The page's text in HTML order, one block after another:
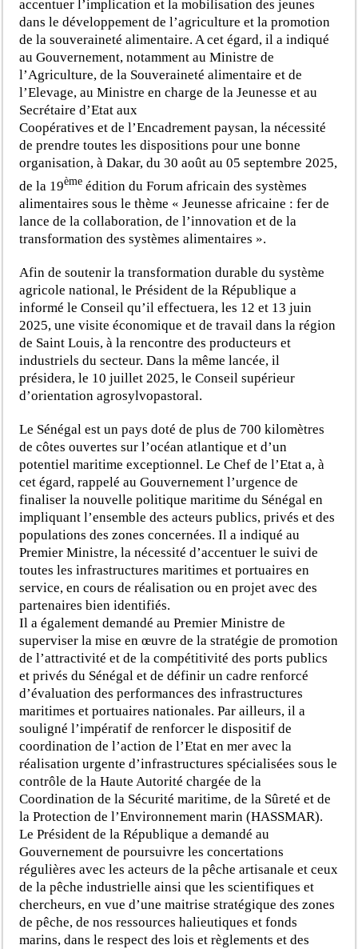
accentuer l’implication et la mobilisation des jeunes
dans le développement de l’agriculture et la promotion
de la souveraineté alimentaire. A cet égard, il a indiqué
au Gouvernement, notamment au Ministre de
l’Agriculture, de la Souveraineté alimentaire et de
l’Elevage, au Ministre en charge de la Jeunesse et au
Secrétaire d’Etat aux
Coopératives et de l’Encadrement paysan, la nécessité
de prendre toutes les dispositions pour une bonne
organisation, à Dakar, du 30 août au 05 septembre 2025,
de la 19ème édition du Forum africain des systèmes
alimentaires sous le thème « Jeunesse africaine : fer de
lance de la collaboration, de l’innovation et de la
transformation des systèmes alimentaires ».
Afin de soutenir la transformation durable du système
agricole national, le Président de la République a
informé le Conseil qu’il effectuera, les 12 et 13 juin
2025, une visite économique et de travail dans la région
de Saint Louis, à la rencontre des producteurs et
industriels du secteur. Dans la même lancée, il
présidera, le 10 juillet 2025, le Conseil supérieur
d’orientation agrosylvopastoral.
Le Sénégal est un pays doté de plus de 700 kilomètres
de côtes ouvertes sur l’océan atlantique et d’un
potentiel maritime exceptionnel. Le Chef de l’Etat a, à
cet égard, rappelé au Gouvernement l’urgence de
finaliser la nouvelle politique maritime du Sénégal en
impliquant l’ensemble des acteurs publics, privés et des
populations des zones concernées. Il a indiqué au
Premier Ministre, la nécessité d’accentuer le suivi de
toutes les infrastructures maritimes et portuaires en
service, en cours de réalisation ou en projet avec des
partenaires bien identifiés.
Il a également demandé au Premier Ministre de
superviser la mise en œuvre de la stratégie de promotion
de l’attractivité et de la compétitivité des ports publics
et privés du Sénégal et de définir un cadre renforcé
d’évaluation des performances des infrastructures
maritimes et portuaires nationales. Par ailleurs, il a
souligné l’impératif de renforcer le dispositif de
coordination de l’action de l’Etat en mer avec la
réalisation urgente d’infrastructures spécialisées sous le
contrôle de la Haute Autorité chargée de la
Coordination de la Sécurité maritime, de la Sûreté et de
la Protection de l’Environnement marin (HASSMAR).
Le Président de la République a demandé au
Gouvernement de poursuivre les concertations
régulières avec les acteurs de la pêche artisanale et ceux
de la pêche industrielle ainsi que les scientifiques et
chercheurs, en vue d’une maitrise stratégique des zones
de pêche, de nos ressources halieutiques et fonds
marins, dans le respect des lois et règlements et des